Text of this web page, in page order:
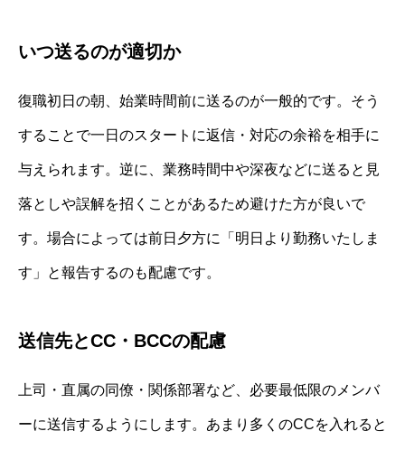
いつ送るのが適切か
復職初日の朝、始業時間前に送るのが一般的です。そう
することで一日のスタートに返信・対応の余裕を相手に
与えられます。逆に、業務時間中や深夜などに送ると見
落としや誤解を招くことがあるため避けた方が良いで
す。場合によっては前日夕方に「明日より勤務いたしま
す」と報告するのも配慮です。
送信先とCC・BCCの配慮
上司・直属の同僚・関係部署など、必要最低限のメンバ
ーに送信するようにします。あまり多くのCCを入れると